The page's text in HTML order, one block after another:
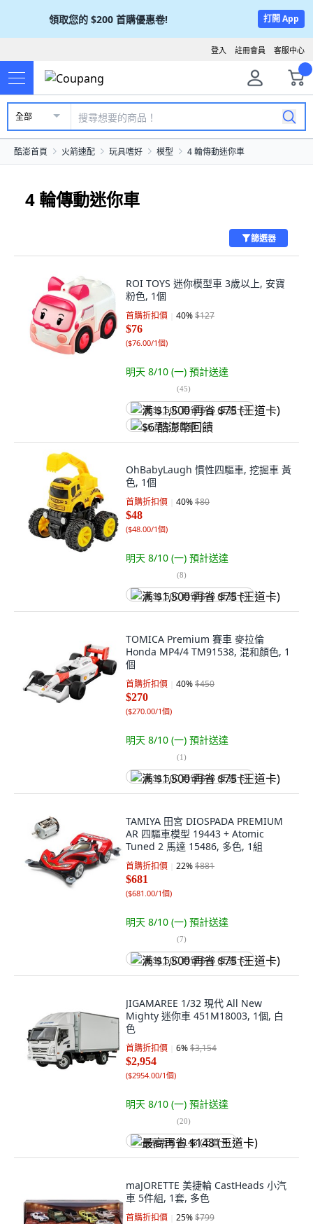
領取您的 $200 首購優惠卷! 打開 App
客服中心
註冊會員
登入
全部
酷澎首頁 火箭速配 玩具嗜好 模型 4 輪傳動迷你車
4 輪傳動迷你車
篩選器
ROI TOYS 迷你模型車 3歲以上, 安寶
粉色, 1個
首購折扣價 40%$127
$76
($76.00/1個)
明天 8/10 (一) 預計送達
(45)
满 $1,500 再省 $75 (王道卡)
$6 酷澎幣回饋
OhBabyLaugh 慣性四驅車, 挖掘車 黃
色, 1個
首購折扣價 40%$80
$48
($48.00/1個)
明天 8/10 (一) 預計送達
(8)
满 $1,500 再省 $75 (王道卡)
TOMICA Premium 賽車 麥拉倫
Honda MP4/4 TM91538, 混和顏色, 1
個
首購折扣價 40%$450
$270
($270.00/1個)
明天 8/10 (一) 預計送達
(1)
满 $1,500 再省 $75 (王道卡)
TAMIYA 田宮 DIOSPADA PREMIUM
AR 四驅車模型 19443 + Atomic
Tuned 2 馬達 15486, 多色, 1組
首購折扣價 22%$881
$681
($681.00/1個)
明天 8/10 (一) 預計送達
(7)
满 $1,500 再省 $75 (王道卡)
JIGAMAREE 1/32 現代 All New
Mighty 迷你車 451M18003, 1個, 白
色
首購折扣價 6%$3,154
$2,954
($2954.00/1個)
明天 8/10 (一) 預計送達
(20)
最高再省 $148 (王道卡)
maJORETTE 美捷輪 CastHeads 小汽
車 5件組, 1套, 多色
首購折扣價 25%$799